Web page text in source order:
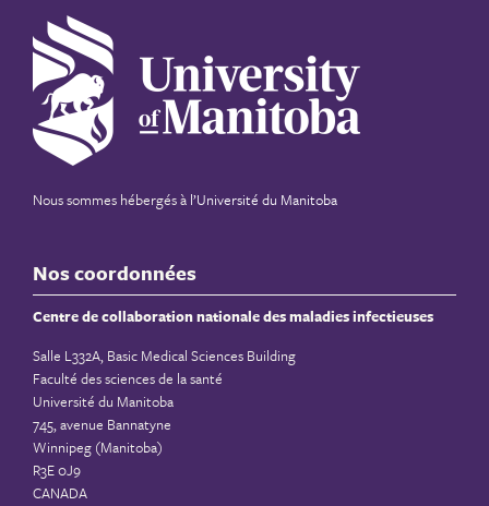
Nous sommes hébergés à l’Université du Manitoba
Nos coordonnées
Centre de collaboration nationale des maladies infectieuses
Salle L332A, Basic Medical Sciences Building
Faculté des sciences de la santé
Université du Manitoba
745, avenue Bannatyne
Winnipeg (Manitoba)
R3E 0J9
CANADA